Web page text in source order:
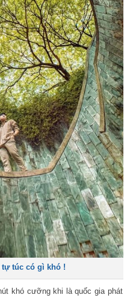
tự túc có gì khó !
khó cưỡng khi là quốc gia phát